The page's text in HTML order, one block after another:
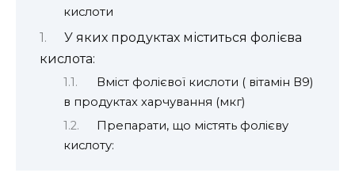
кислоти
У яких продуктах міститься фолієва
кислота:
Вміст фолієвої кислоти ( вітамін В9)
в продуктах харчування (мкг)
Препарати, що містять фолієву
кислоту: